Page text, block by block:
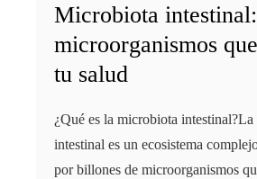
Microbiota intestinal:
microorganismos
tu salud
¿Qué es la microbiota
intestinal es un ecosistema
por billones de microorganismos